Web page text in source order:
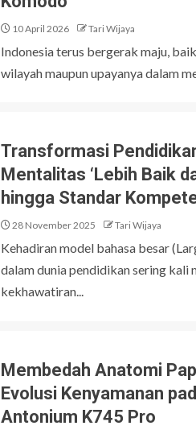
10 April 2026 Tari Wijaya
Indonesia terus bergerak maju,
wilayah maupun upayanya dalam
Transformasi
Mentalitas ‘Lebih Baik
hingga Standar
28 November 2025 Tari Wijaya
Kehadiran model bahasa besar
dalam dunia pendidikan sering kali
kekhawatiran...
Membedah Anatomi
Evolusi Kenyamanan
Antonium K745 Pro